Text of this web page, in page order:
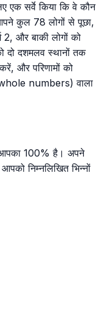
एक सर्वे किया कि वे कौन
कुल 78 लोगों से पूछा,
2, और बाकी लोगों को
दो दशमलव स्थानों तक
और परिणामों को
numbers) वाला
100% है। अपने
निम्नलिखित भिन्नों